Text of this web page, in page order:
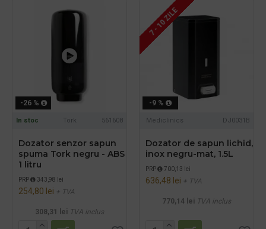
-26 %
In stoc Tork 561608
Dozator senzor sapun
spuma Tork negru - ABS
1 litru
PRP 343,98 lei
254,80 lei + TVA
308,31 lei TVA inclus
-9 %
7 - 10 ZILE
Mediclinics DJ0031B
Dozator de sapun lichid,
inox negru-mat, 1.5L
PRP 700,13 lei
636,48 lei + TVA
770,14 lei TVA inclus